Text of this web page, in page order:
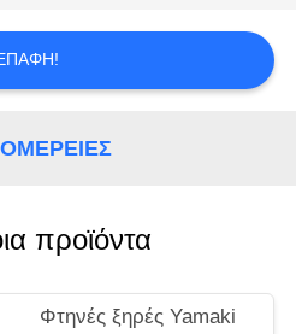
προϊόντα
Φτηνές ξηρές Yamaki